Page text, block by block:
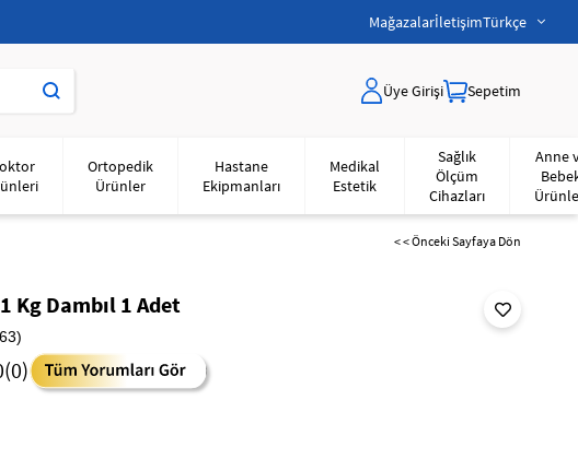
MağazalarİletişimTürkçe
Üye Girişi Sepetim
Ortopedik
Ürünler
Hastane
Ekipmanları
Medikal
Estetik
Sağlık
Ölçüm
Cihazları
Anne
< < Önceki Sayfaya Dön
Kg Dambıl 1 Adet
(0)